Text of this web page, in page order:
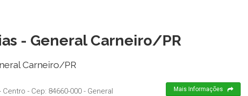
- General Carneiro/PR
Carneiro/PR
Centro - Cep: 84660-000 - General
Mais Informações